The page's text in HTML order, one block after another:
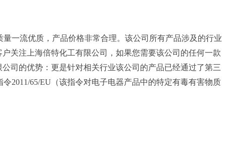
一流优质，产品价格非常合理。该公司所有产品涉及的行业
关注上海倍特化工有限公司，如果您需要该公司的任何一款
司的优势：更是针对相关行业该公司的产品已经通过了第三
2011/65/EU（该指令对电子电器产品中的特定有毒有害物质